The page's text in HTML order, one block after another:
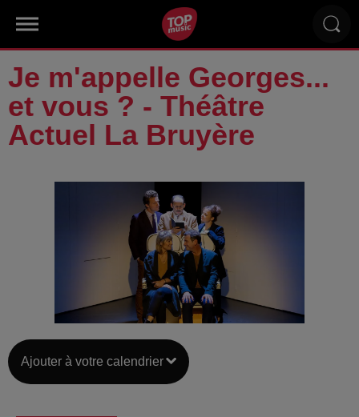
Je m'appelle Georges...
et vous ? - Théâtre
Actuel La Bruyère
Ajouter à votre calendrier